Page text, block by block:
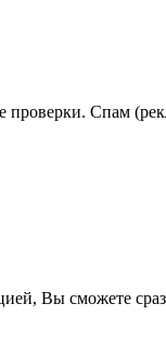
Спам
Вы сможете